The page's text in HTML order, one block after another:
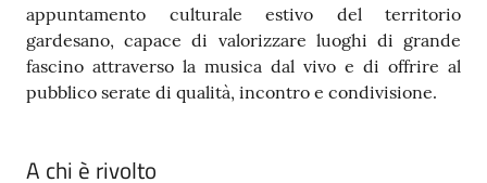
appuntamento culturale estivo del territorio
gardesano, capace di valorizzare luoghi di grande
fascino attraverso la musica dal vivo e di offrire al
pubblico serate di qualità, incontro e condivisione.
A chi è rivolto